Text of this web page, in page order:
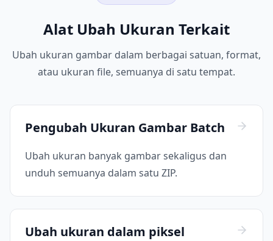
Alat Ubah Ukuran Terkait
Ubah ukuran gambar dalam berbagai satuan, format,
atau ukuran file, semuanya di satu tempat.
Pengubah Ukuran Gambar Batch
Ubah ukuran banyak gambar sekaligus dan
unduh semuanya dalam satu ZIP.
Ubah ukuran dalam piksel